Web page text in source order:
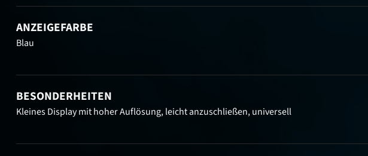
ANZEIGEFARBE
Blau
BESONDERHEITEN
Kleines Display mit hoher Auflösung, leicht anzuschließen, universell